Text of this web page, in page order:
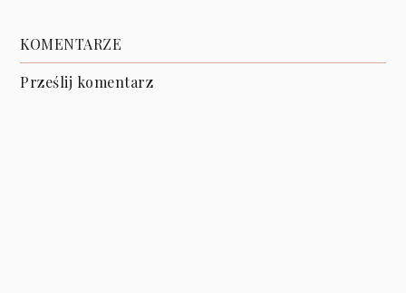
KOMENTARZE
Prześlij komentarz